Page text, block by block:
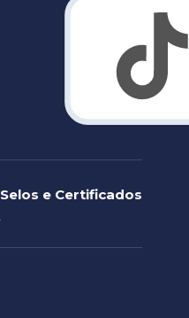
Selos e Certificados